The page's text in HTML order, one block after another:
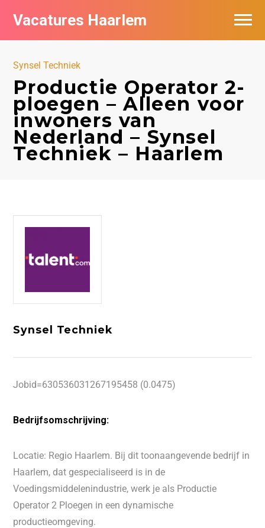
Vacatures Haarlem
Synsel Techniek
Productie Operator 2-
ploegen – Alleen voor
inwoners van
Nederland – Synsel
Techniek – Haarlem
Synsel Techniek
Jobid=630536031267195458 (0.0475)
Bedrijfsomschrijving:
Locatie: Regio Haarlem. Bij dit toonaangevende bedrijf in
Haarlem, dat gespecialiseerd is in de
Voedingsmiddelenindustrie, werk je als Productie
Operator 2 Ploegen in een dynamische
productieomgeving.
Vacatures per bedrijf in Haarlem
De populairste vacatures in Haarlem